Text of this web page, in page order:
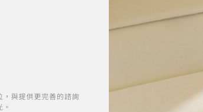
與提供更完善的諮詢